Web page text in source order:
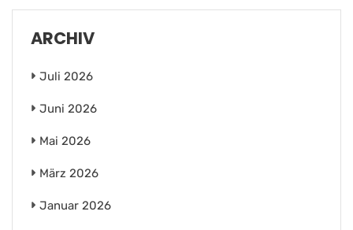
ARCHIV
Juli 2026
Juni 2026
Mai 2026
März 2026
Januar 2026